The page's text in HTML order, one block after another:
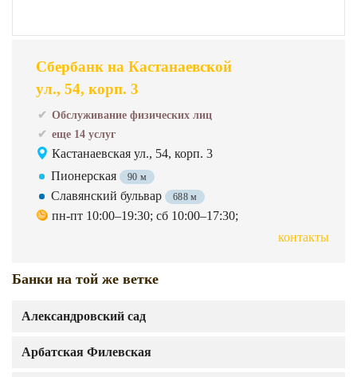
Сбербанк на Кастанаевской
ул., 54, корп. 3
Обслуживание физических лиц
еще 14 услуг
Кастанаевская ул., 54, корп. 3
Пионерская
90 м
Славянский бульвар 688 м
пн-пт 10:00–19:30; сб 10:00–17:30;
контакты
Банки на той же ветке
Александровский сад
Арбатская Филевская